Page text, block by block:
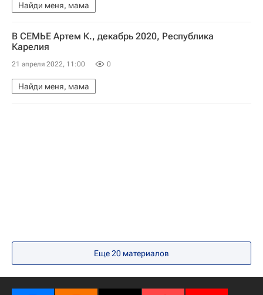
Найди меня, мама
В СЕМЬЕ Артем К., декабрь 2020, Республика
Карелия
21 апреля 2022, 11:00 0
Найди меня, мама
Еще 20 материалов